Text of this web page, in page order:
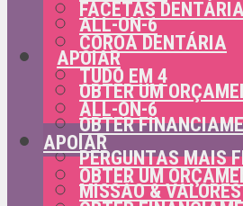
ALL-ON-6
APOIAR
OBTER UM
OBTER
PERGUNTAS MAIS
MISSÃO & VALORES
FACETAS
COROA DENTÁRIA
TUDO EM 4
ALL-ON-6
APOIAR
OBTER UM